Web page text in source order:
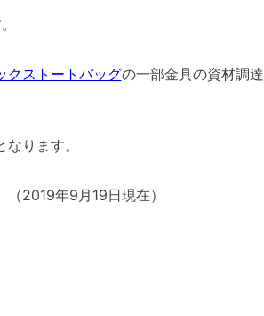
クストートバッグの一部金具の資材調達
ります。
2019年9月19日現在）